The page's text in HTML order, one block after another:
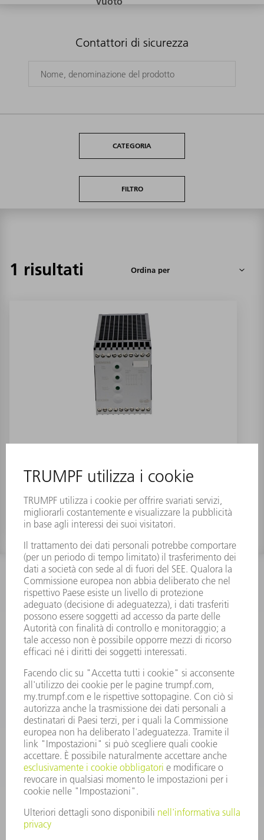
Contattori di sicurezza
CATEGORIA
FILTRO
1 risultati
Numero materiale:0142334
INFORMAZIONE
Domande frequenti
Condizioni generali di contratto
CONTATTO
RICAMBI TRUMPF ITALIA
lunedì a venerdì: 08:30 – 18:00
ricambi@trumpf.com
CONTATTO
UTENSILI TRUMPF ITALIA
+39 02 48489482
lunedì a venerdì: 08:00 – 18:00
utensili@trumpf.com